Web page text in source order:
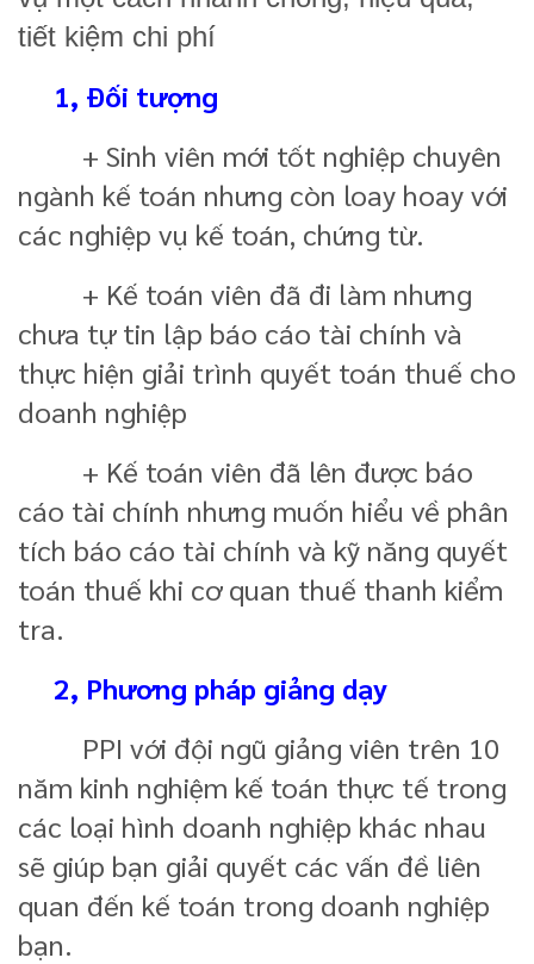
tiết kiệm chi phí
1, Đối tượng
+ Sinh viên mới tốt nghiệp chuyên
ngành kế toán nhưng còn loay hoay với
các nghiệp vụ kế toán, chứng từ.
+ Kế toán viên đã đi làm nhưng
chưa tự tin lập báo cáo tài chính và
thực hiện giải trình quyết toán thuế cho
doanh nghiệp
+ Kế toán viên đã lên được báo
cáo tài chính nhưng muốn hiểu về phân
tích báo cáo tài chính và kỹ năng quyết
toán thuế khi cơ quan thuế thanh kiểm
tra.
2, Phương pháp giảng dạy
PPI với đội ngũ giảng viên trên 10
năm kinh nghiệm kế toán thực tế trong
các loại hình doanh nghiệp khác nhau
sẽ giúp bạn giải quyết các vấn đề liên
quan đến kế toán trong doanh nghiệp
bạn.